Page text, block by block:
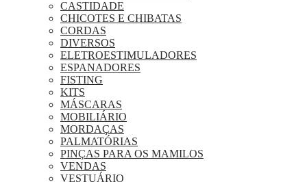
CASTIDADE
CHICOTES E CHIBATAS
CORDAS
DIVERSOS
ELETROESTIMULADORES
ESPANADORES
FISTING
KITS
MÁSCARAS
MOBILIÁRIO
MORDAÇAS
PALMATÓRIAS
PINÇAS PARA OS MAMILOS
VENDAS
VESTUÁRIO